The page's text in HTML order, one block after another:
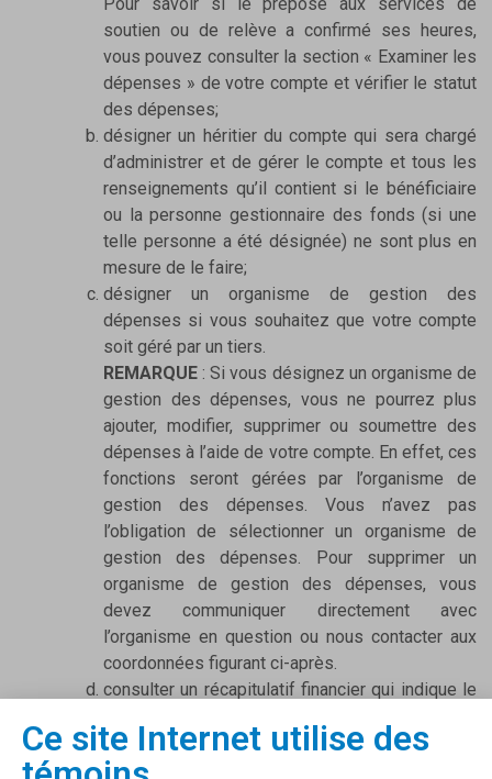
soutien ou de relève a confirmé ses heures,
vous pouvez consulter la section « Examiner les
dépenses » de votre compte et vérifier le statut
des dépenses;
désigner un héritier du compte qui sera chargé
d’administrer et de gérer le compte et tous les
renseignements qu’il contient si le bénéficiaire
ou la personne gestionnaire des fonds (si une
telle personne a été désignée) ne sont plus en
mesure de le faire;
désigner un organisme de gestion des
dépenses si vous souhaitez que votre compte
soit géré par un tiers.
REMARQUE : Si vous désignez un organisme de
gestion des dépenses, vous ne pourrez plus
ajouter, modifier, supprimer ou soumettre des
dépenses à l’aide de votre compte. En effet, ces
fonctions seront gérées par l’organisme de
gestion des dépenses. Vous n’avez pas
l’obligation de sélectionner un organisme de
gestion des dépenses. Pour supprimer un
organisme de gestion des dépenses, vous
devez communiquer directement avec
l’organisme en question ou nous contacter aux
coordonnées figurant ci-après.
consulter un récapitulatif financier qui indique le
utilisés et le solde restant;
consulter un tableau des dépenses qui contient
Ce site Internet utilise des